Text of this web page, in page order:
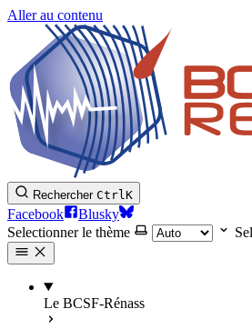
Aller au contenu
Rechercher CtrlK
Facebook
Blusky
Selectionner le thème
Le BCSF-Rénass